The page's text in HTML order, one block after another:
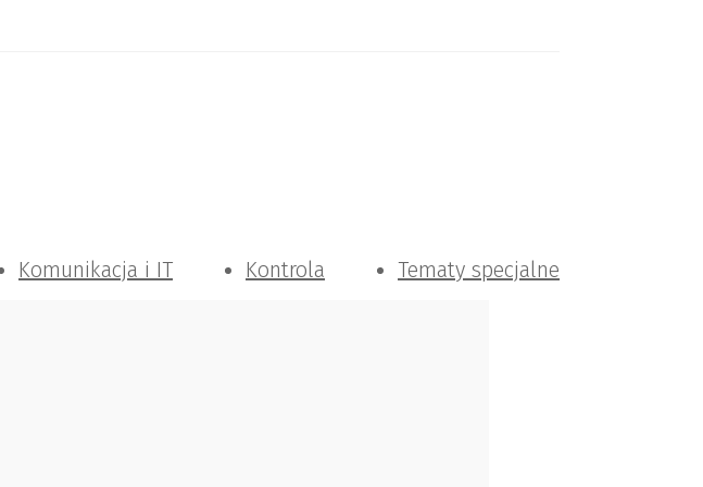
Komunikacja i IT Kontrola Tematy specjalne